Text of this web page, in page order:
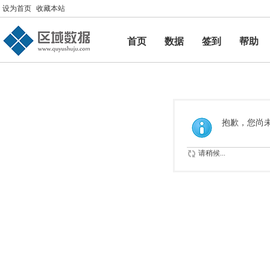
设为首页 收藏本站
首页 数据 签到
帮助
帮助
抱歉，您尚
请稍候...